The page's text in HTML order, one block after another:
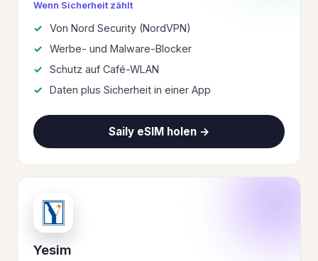
Wenn Sicherheit zählt
Von Nord Security (NordVPN)
Werbe- und Malware-Blocker
Schutz auf Café-WLAN
Daten plus Sicherheit in einer App
Saily eSIM holen →
Yesim